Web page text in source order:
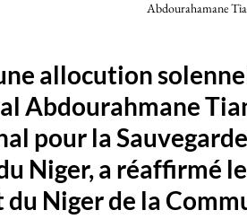
Abdourahamane
allocution
Abdourahmane
pour la
Niger, a réaffirmé
Niger de la